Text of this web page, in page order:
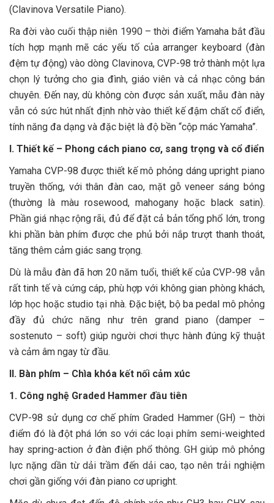
(Clavinova Versatile Piano).
Ra đời vào cuối thập niên 1990 – thời điểm Yamaha bắt đầu
tích hợp mạnh mẽ các yếu tố của arranger keyboard (đàn
đệm tự động) vào dòng Clavinova, CVP-98 trở thành một lựa
chọn lý tưởng cho gia đình, giáo viên và cả nhạc công bán
chuyên. Đến nay, dù không còn được sản xuất, mẫu đàn này
vẫn có sức hút nhất định nhờ vào thiết kế đậm chất cổ điển,
tính năng đa dạng và đặc biệt là độ bền “cộp mác Yamaha”.
I. Thiết kế – Phong cách piano cơ, sang trọng và cổ điển
Yamaha CVP-98 được thiết kế mô phỏng dáng upright piano
truyền thống, với thân đàn cao, mặt gỗ veneer sáng bóng
(thường là màu rosewood, mahogany hoặc black satin).
Phần giá nhạc rộng rãi, đủ để đặt cả bản tổng phổ lớn, trong
khi phần bàn phím được che phủ bởi nắp trượt thanh thoát,
tăng thêm cảm giác sang trọng.
Dù là mẫu đàn đã hơn 20 năm tuổi, thiết kế của CVP-98 vẫn
rất tinh tế và cứng cáp, phù hợp với không gian phòng khách,
lớp học hoặc studio tại nhà. Đặc biệt, bộ ba pedal mô phỏng
đầy đủ chức năng như trên grand piano (damper –
sostenuto – soft) giúp người chơi thực hành đúng kỹ thuật
và cảm âm ngay từ đầu.
II. Bàn phím – Chìa khóa kết nối cảm xúc
1. Công nghệ Graded Hammer đầu tiên
CVP-98 sử dụng cơ chế phím Graded Hammer (GH) – thời
điểm đó là đột phá lớn so với các loại phím semi-weighted
hay spring-action ở đàn điện phổ thông. GH giúp mô phỏng
lực nặng dần từ dải trầm đến dải cao, tạo nên trải nghiệm
chơi gần giống với đàn piano cơ upright.